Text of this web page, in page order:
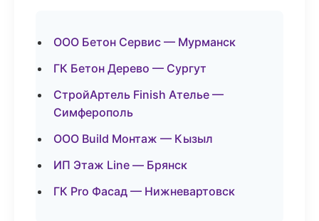
ООО Бетон Сервис — Мурманск
ГК Бетон Дерево — Сургут
СтройАртель Finish Ателье —
Симферополь
ООО Build Монтаж — Кызыл
ИП Этаж Line — Брянск
ГК Pro Фасад — Нижневартовск